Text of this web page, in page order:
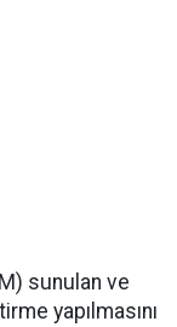
sunulan ve
yapılmasını